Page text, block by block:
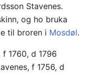
Stavenes.
og ho bruka
til broren i Mosdøl.
1760, d 1796
f 1756, d